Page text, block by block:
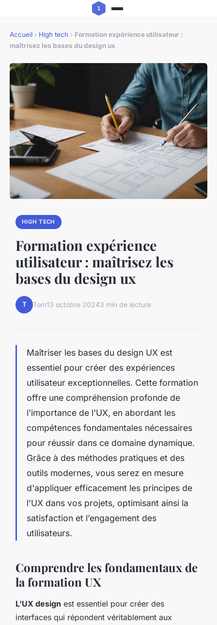
Accueil › High tech › Formation expérience utilisateur :
maîtrisez les bases du design ux
HIGH TECH
Formation expérience
utilisateur : maîtrisez les
bases du design ux
T Tom13 octobre 20243 min de lecture
Maîtriser les bases du design UX est
essentiel pour créer des expériences
utilisateur exceptionnelles. Cette formation
offre une compréhension profonde de
l'importance de l'UX, en abordant les
compétences fondamentales nécessaires
pour réussir dans ce domaine dynamique.
Grâce à des méthodes pratiques et des
outils modernes, vous serez en mesure
d'appliquer efficacement les principes de
l'UX dans vos projets, optimisant ainsi la
satisfaction et l’engagement des
utilisateurs.
Comprendre les fondamentaux de
la formation UX
L'UX design est essentiel pour créer des
interfaces qui répondent véritablement aux